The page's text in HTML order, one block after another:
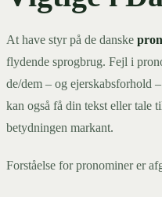
At have styr på de danske
flydende sprogbrug. Fejl i
de/dem – og ejerskabsforhold
kan også få din tekst eller tale
betydningen markant.
Forståelse for pronominer er